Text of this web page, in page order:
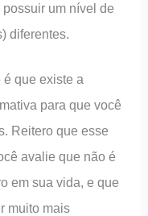
um nível de
diferentes.
que existe a
para que você
Reitero que esse
avalie que não é
em sua vida, e que
muito mais